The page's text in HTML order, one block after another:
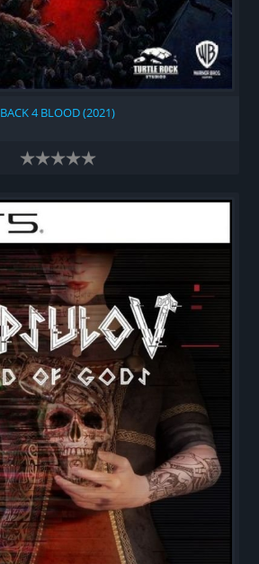
BACK 4 BLOOD (2021)